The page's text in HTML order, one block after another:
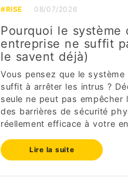
#RISE 08/07/2026
Pourquoi le système
entreprise ne suffit
le savent déjà)
Vous pensez que le
suffit à arrêter les intrus ?
seule ne peut pas
des barrières de sécurité
réellement efficace à votre
Lire la suite